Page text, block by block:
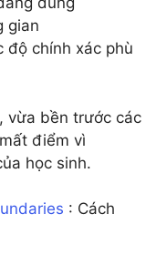
gian
độ chính xác phù
vừa bền trước các
điểm vì
học sinh.
: Cách